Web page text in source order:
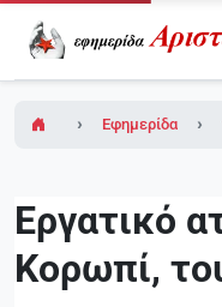
Εφημερίδα
Εργατικό
Κορωπί,